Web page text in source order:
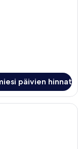
päivien hinnat